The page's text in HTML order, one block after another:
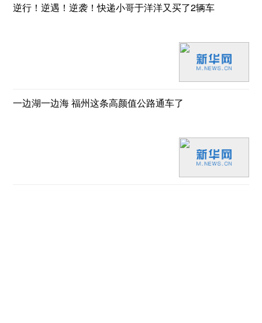
逆行！逆遇！逆袭！快递小哥于洋洋又买了2辆车
一边湖一边海 福州这条高颜值公路通车了